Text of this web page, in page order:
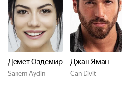
Демет Оздемир
Sanem Aydin
Джан Яман
Can Divit